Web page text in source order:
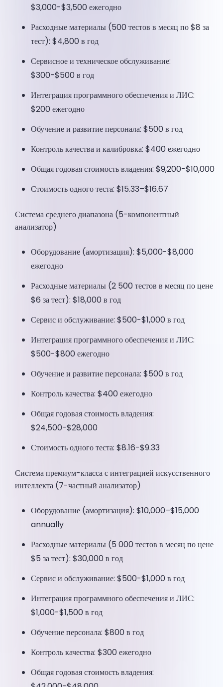
$3,000-$3,500 ежегодно
Расходные материалы (500 тестов в месяц по $8 за
тест): $4,800 в год
Сервисное и техническое обслуживание:
$300-$500 в год
Интеграция программного обеспечения и ЛИС:
$200 ежегодно
Обучение и развитие персонала: $500 в год
Контроль качества и калибровка: $400 ежегодно
Общая годовая стоимость владения: $9,200-$10,000
Стоимость одного теста: $15.33–$16.67
Система среднего диапазона (5-компонентный
анализатор)
Оборудование (амортизация): $5,000-$8,000
ежегодно
Расходные материалы (2 500 тестов в месяц по цене
$6 за тест): $18,000 в год
Сервис и обслуживание: $500-$1,000 в год
Интеграция программного обеспечения и ЛИС:
$500-$800 ежегодно
Обучение и развитие персонала: $500 в год
Контроль качества: $400 ежегодно
Общая годовая стоимость владения:
$24,500-$28,000
Стоимость одного теста: $8.16-$9.33
Система премиум-класса с интеграцией искусственного
интеллекта (7-частный анализатор)
Оборудование (амортизация): $10,000–$15,000
annually
Расходные материалы (5 000 тестов в месяц по цене
$5 за тест): $30,000 в год
Сервис и обслуживание: $500-$1,000 в год
Интеграция программного обеспечения и ЛИС:
$1,000-$1,500 в год
Обучение персонала: $800 в год
Контроль качества: $300 ежегодно
Общая годовая стоимость владения: